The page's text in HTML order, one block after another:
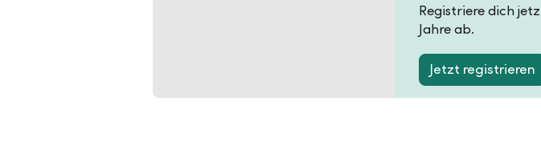
Registriere dich
Jahre ab.
Jetzt registrieren